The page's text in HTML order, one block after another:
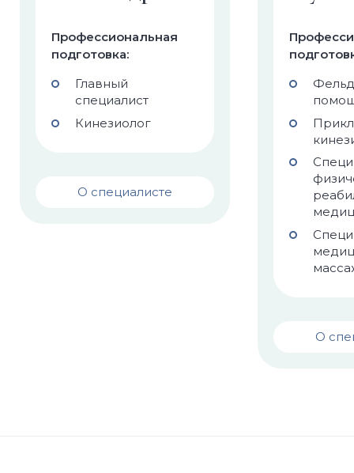
Профессиональная
подготовка:
Главный
специалист
Кинезиолог
О специалисте
О